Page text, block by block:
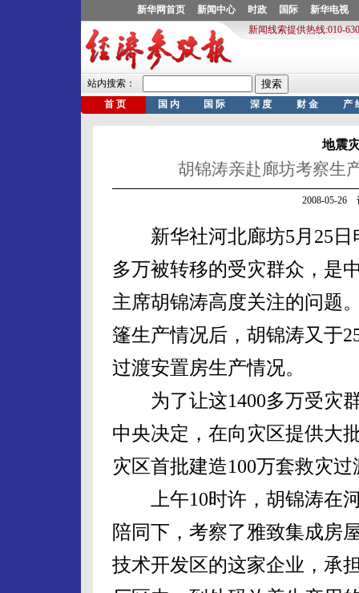
地震
胡锦涛亲赴廊坊考察生
2008-05-26
新华社河北廊坊5月25日
多万被转移的受灾群众，是
主席胡锦涛高度关注的问题
篷生产情况后，胡锦涛又于
过渡安置房生产情况。
为了让这1400多万受灾群
中央决定，在向灾区提供大
灾区首批建造100万套救灾
上午10时许，胡锦涛在河
陪同下，考察了雅致集成房
技术开发区的这家企业，承